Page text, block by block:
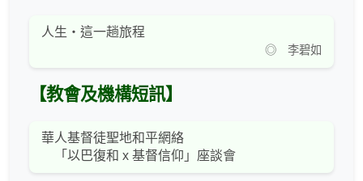
人生‧這一趟旅程
◎ 李碧如
【教會及機構短訊】
華人基督徒聖地和平網絡
「以巴復和 x 基督信仰」座談會